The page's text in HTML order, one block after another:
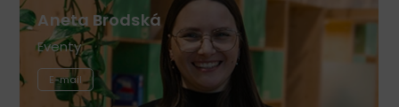
Aneta Brodská
Eventy
E-mail